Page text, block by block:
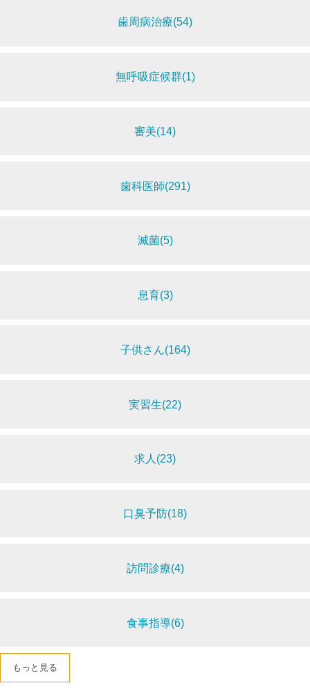
歯周病治療(54)
無呼吸症候群(1)
審美(14)
歯科医師(291)
滅菌(5)
息育(3)
子供さん(164)
実習生(22)
求人(23)
口臭予防(18)
訪問診療(4)
食事指導(6)
もっと見る